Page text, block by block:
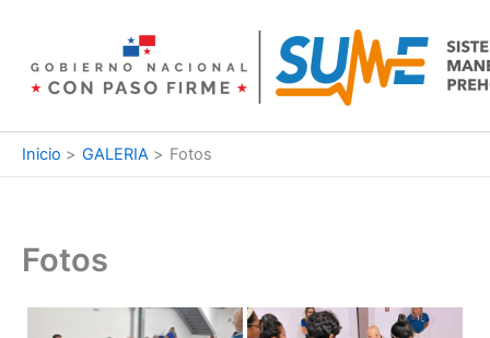
contenido
Inicio GALERIA Fotos
Fotos